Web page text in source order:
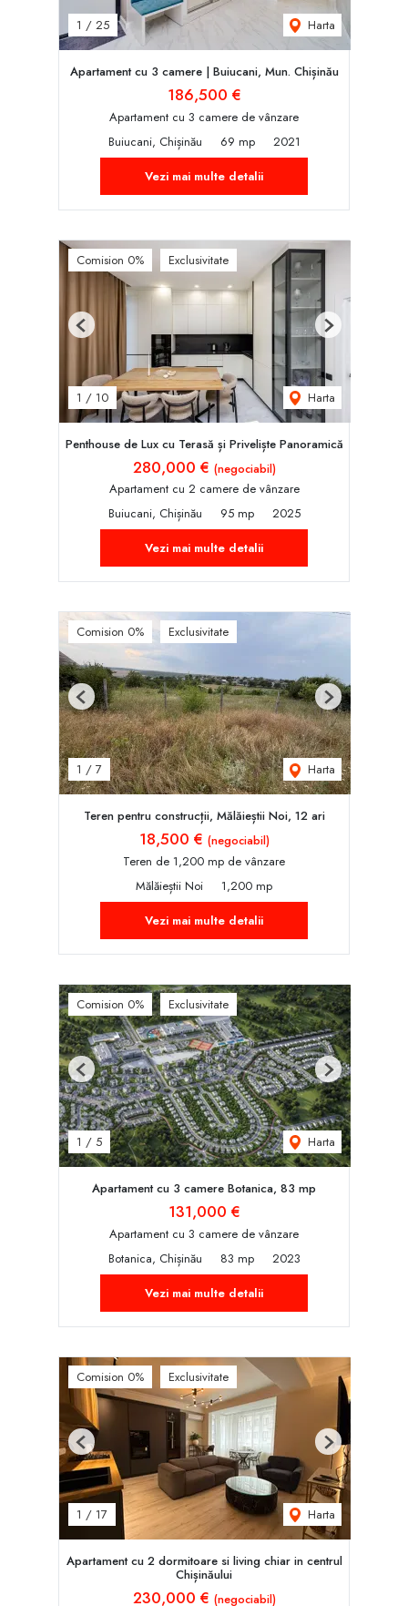
1 / 25 Harta
Apartament cu 3 camere | Buiucani, Mun. Chișinău
186,500 €
Apartament cu 3 camere de vânzare
Buiucani, Chișinău
69 mp
2021
Vezi mai multe detalii
Comision 0% Exclusivitate
1 / 10 Harta
Previous Next
Penthouse de Lux cu Terasă și Priveliște Panoramică
280,000 € (negociabil)
Apartament cu 2 camere de vânzare
Buiucani, Chișinău
95 mp
2025
Vezi mai multe detalii
Comision 0% Exclusivitate
1 / 7 Harta
Previous Next
Teren pentru construcții, Mălăieștii Noi, 12 ari
18,500 € (negociabil)
Teren de 1,200 mp de vânzare
Mălăieștii Noi
1,200 mp
Vezi mai multe detalii
Comision 0% Exclusivitate
1 / 5 Harta
Previous Next
Apartament cu 3 camere Botanica, 83 mp
131,000 €
Apartament cu 3 camere de vânzare
Botanica, Chișinău
83 mp
2023
Vezi mai multe detalii
Comision 0% Exclusivitate
1 / 17 Harta
Previous Next
Apartament cu 2 dormitoare si living chiar in centrul
Chișinăului
230,000 € (negociabil)